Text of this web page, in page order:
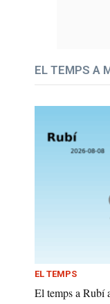
EL TEMPS A
EL TEMPS
El temps a Rubí